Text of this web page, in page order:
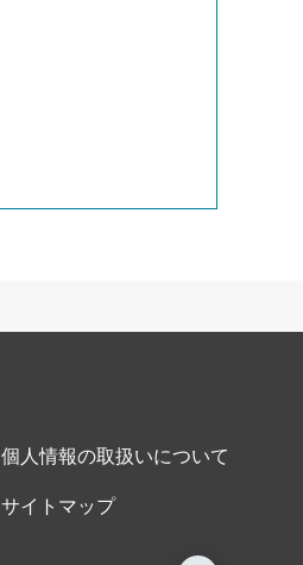
個人情報の取扱いについて
サイトマップ